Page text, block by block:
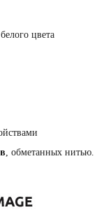
цвета
, обметанных нитью.